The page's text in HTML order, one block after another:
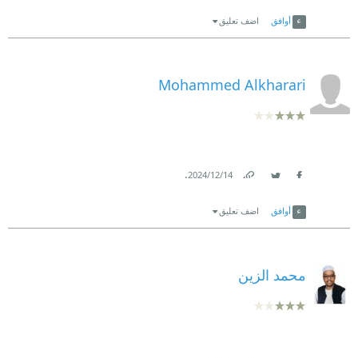
أوافق اضف تعليق
Mohammed Alkharari
14‏/12‏/2024
.
أوافق اضف تعليق
محمد الزين